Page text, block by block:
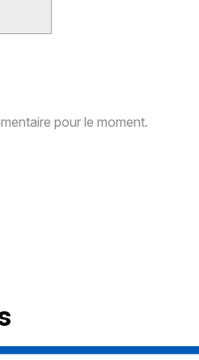
pour le moment.